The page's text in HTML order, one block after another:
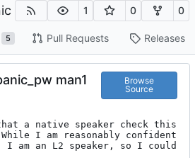
1 0 0
5 Pull Requests Releases
man1
Browse
Source
that a native speaker check this
I am reasonably confident
am an L2 speaker, so I could